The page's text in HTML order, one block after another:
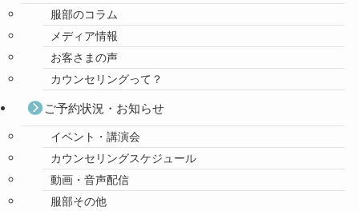
服部のコラム
メディア情報
お客さまの声
カウンセリングって？
ご予約状況・お知らせ
イベント・講演会
カウンセリングスケジュール
動画・音声配信
服部その他